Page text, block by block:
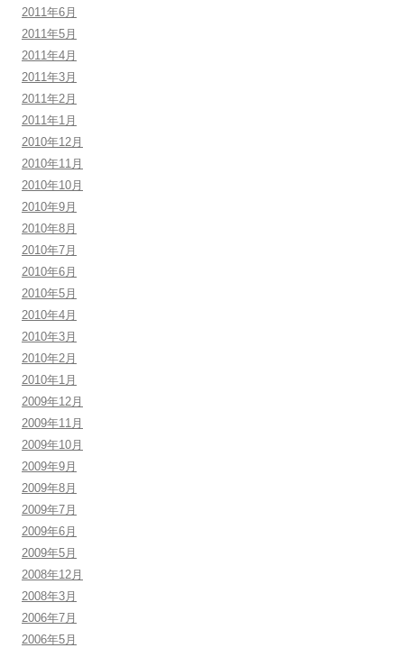
2011年6月
2011年5月
2011年4月
2011年3月
2011年2月
2011年1月
2010年12月
2010年11月
2010年10月
2010年9月
2010年8月
2010年7月
2010年6月
2010年5月
2010年4月
2010年3月
2010年2月
2010年1月
2009年12月
2009年11月
2009年10月
2009年9月
2009年8月
2009年7月
2009年6月
2009年5月
2008年12月
2008年3月
2006年7月
2006年5月